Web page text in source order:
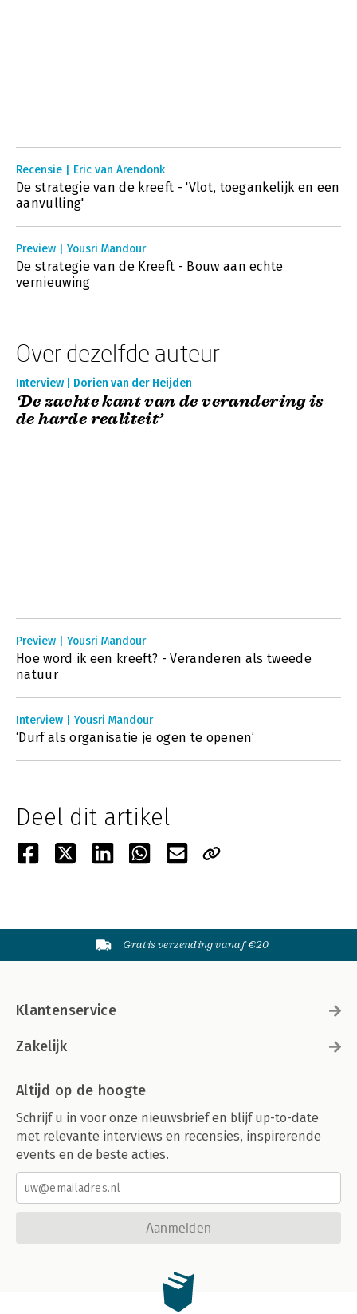
Recensie | Eric van Arendonk
De strategie van de kreeft - 'Vlot, toegankelijk en een
aanvulling'
Preview | Yousri Mandour
De strategie van de Kreeft - Bouw aan echte
vernieuwing
Over dezelfde auteur
Interview | Dorien van der Heijden
‘De zachte kant van de verandering is
de harde realiteit’
Preview | Yousri Mandour
Hoe word ik een kreeft? - Veranderen als tweede
natuur
Interview | Yousri Mandour
‘Durf als organisatie je ogen te openen’
Deel dit artikel
Gratis verzending vanaf €20
Klantenservice
Zakelijk
Altijd op de hoogte
Schrijf u in voor onze nieuwsbrief en blijf up-to-date
met relevante interviews en recensies, inspirerende
events en de beste acties.
Aanmelden